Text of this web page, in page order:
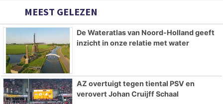
MEEST GELEZEN
De Wateratlas van Noord-Holland geeft
inzicht in onze relatie met water
AZ overtuigt tegen tiental PSV en
verovert Johan Cruijff Schaal